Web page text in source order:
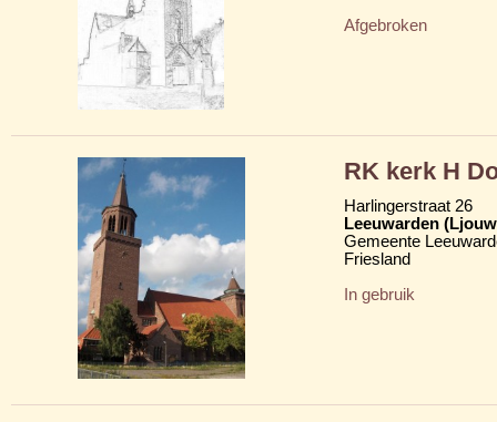
Afgebroken
RK kerk H
Harlingerstraat 26
Leeuwarden
Gemeente
Friesland
In gebruik